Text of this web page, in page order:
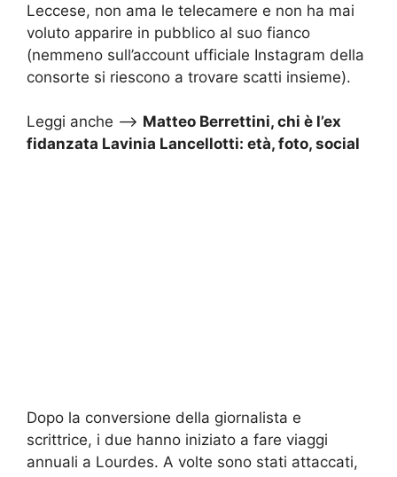
Leccese, non ama le telecamere e non ha mai
voluto apparire in pubblico al suo fianco
(nemmeno sull’account ufficiale Instagram della
consorte si riescono a trovare scatti insieme).
Leggi anche –> Matteo Berrettini, chi è l’ex
fidanzata Lavinia Lancellotti: età, foto, social
Dopo la conversione della giornalista e
scrittrice, i due hanno iniziato a fare viaggi
annuali a Lourdes. A volte sono stati attaccati,